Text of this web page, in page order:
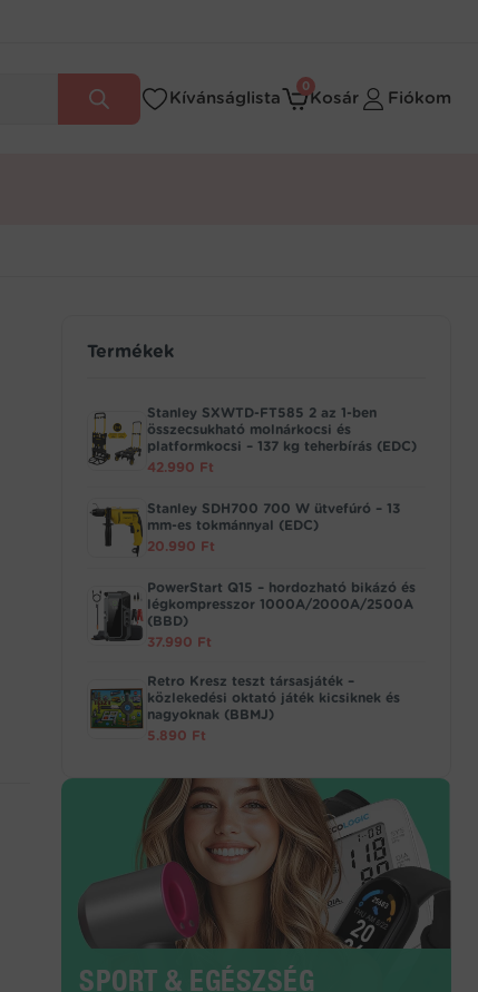
Kívánságlista
0
Kosár Fiókom
Termékek
Stanley SXWTD-FT585 2 az 1-ben
összecsukható molnárkocsi és
platformkocsi – 137 kg teherbírás (EDC)
42.990 Ft
Stanley SDH700 700 W ütvefúró – 13
mm-es tokmánnyal (EDC)
20.990 Ft
PowerStart Q15 – hordozható bikázó és
légkompresszor 1000A/2000A/2500A
(BBD)
37.990 Ft
Retro Kresz teszt társasjáték –
közlekedési oktató játék kicsiknek és
nagyoknak (BBMJ)
5.890 Ft
SPORT & EGÉSZSÉG